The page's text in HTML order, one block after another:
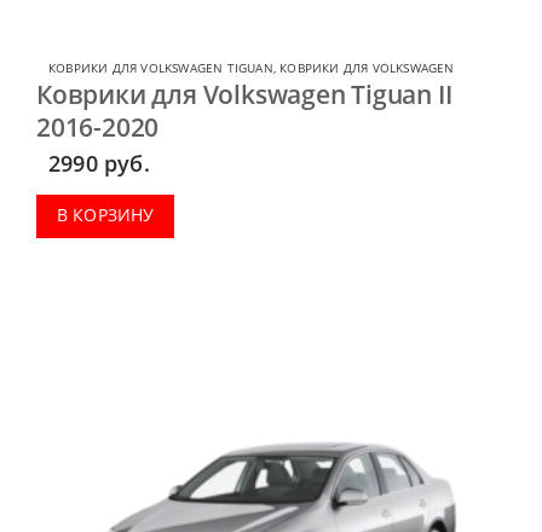
КОВРИКИ ДЛЯ VOLKSWAGEN TIGUAN КОВРИКИ ДЛЯ VOLKSWAGEN
Коврики для Volkswagen Tiguan II
2016-2020
2990 руб.
В КОРЗИНУ